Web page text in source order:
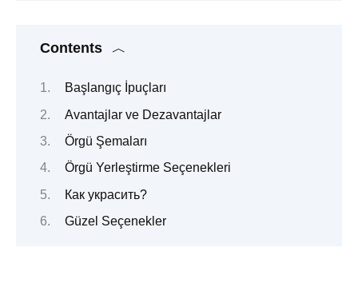
Contents
Başlangıç İpuçları
Avantajlar ve Dezavantajlar
Örgü Şemaları
Örgü Yerleştirme Seçenekleri
Как украсить?
Güzel Seçenekler